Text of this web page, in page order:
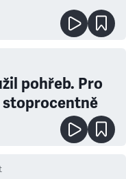
pohřeb. Pro